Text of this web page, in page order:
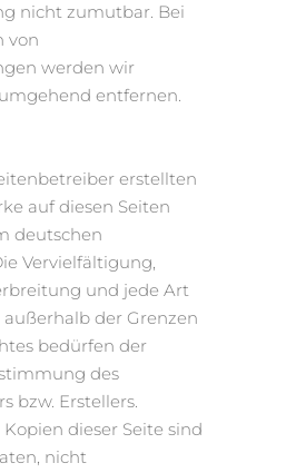
nicht zumutbar. Bei
von
werden wir
entfernen.
erstellten
auf diesen Seiten
deutschen
Vervielfältigung,
und jede Art
der Grenzen
bedürfen der
des
bzw. Erstellers.
dieser Seite sind
nicht